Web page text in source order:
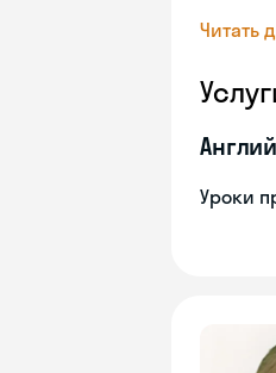
Читать
Уроки